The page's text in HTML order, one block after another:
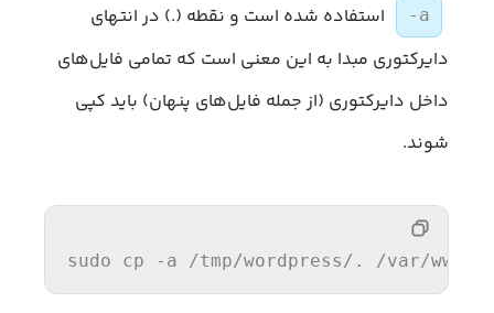
-a
استفاده شده است و نقطه (.) در انتهای
دایرکتوری مبدا به این معنی است که تمامی فایل‌های
داخل دایرکتوری (از جمله فایل‌های پنهان) باید کپی
شوند.
sudo cp -a /tmp/wordpress/. /var/www/